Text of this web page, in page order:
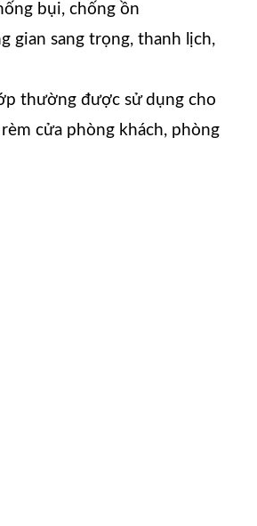
bụi, chống ồn
gian sang trọng, thanh lịch,
thường được sử dụng cho
cửa phòng khách, phòng